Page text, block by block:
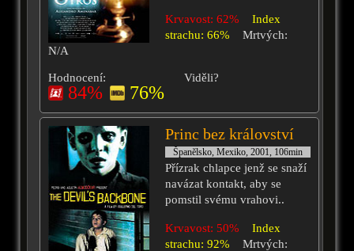
Krvavost: 62%
Index
strachu: 66%
Mrtvých:
N/A
Hodnocení:
84% 76%
Viděli?
Princ bez království
Španělsko, Mexiko, 2001, 106min
Přízrak chlapce jenž se snaží
navázat kontakt, aby se
pomstil svému vrahovi..
Krvavost: 50%
Index
strachu: 92%
Mrtvých: